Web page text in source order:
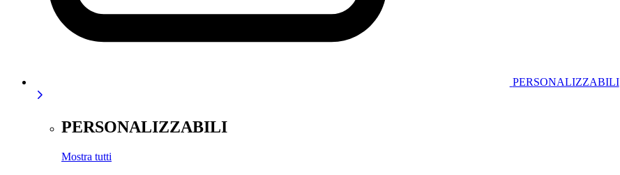
PERSONALIZZABILI
PERSONALIZZABILI
Mostra tutti